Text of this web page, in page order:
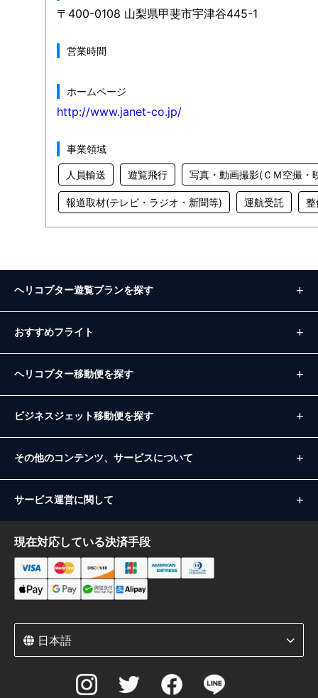
〒400-0108 山梨県甲斐市宇津谷445-1
営業時間
ホームページ
http://www.janet-co.jp/
事業領域
人員輸送 遊覧飛行 写真・動画撮影(ＣＭ空撮・
報道取材(テレビ・ラジオ・新聞等) 運航受託 整
ヘリコプター遊覧プランを探す
おすすめフライト
ヘリコプター移動便を探す
ビジネスジェット移動便を探す
その他のコンテンツ、サービスについて
サービス運営に関して
現在対応している決済手段
日本語